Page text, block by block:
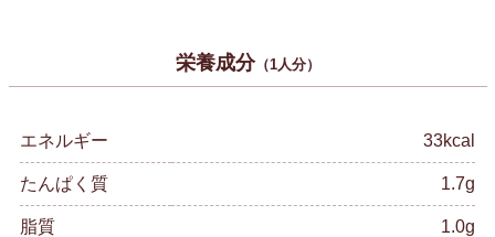
栄養成分（1人分）
エネルギー 33kcal
たんぱく質 1.7g
脂質 1.0g